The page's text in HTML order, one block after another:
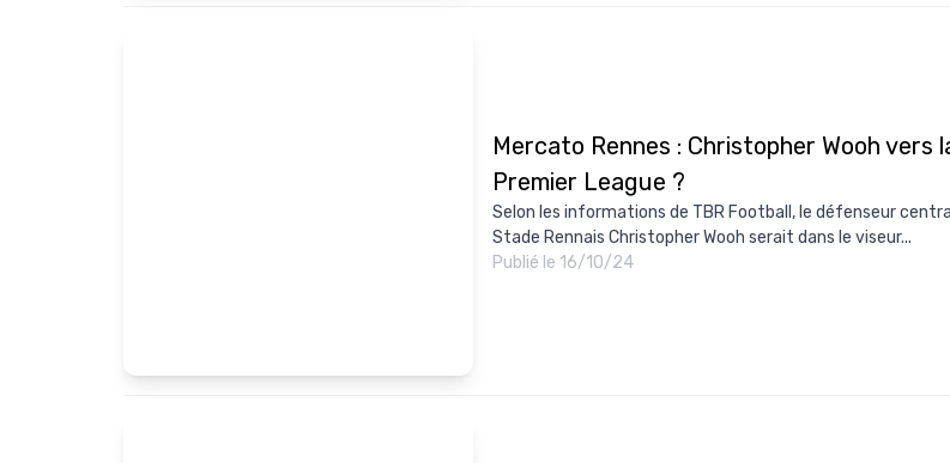
Mercato Rennes : Christopher Wooh vers
Premier League ?
Selon les informations de TBR Football, le défenseur
Stade Rennais Christopher Wooh serait dans le viseur...
Publié le 16/10/24